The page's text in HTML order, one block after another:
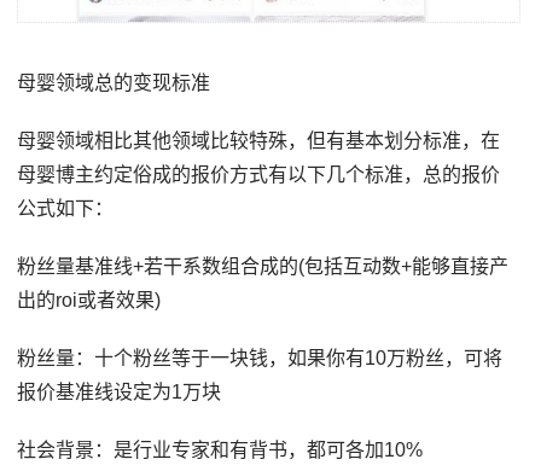
母婴领域总的变现标准
母婴领域相比其他领域比较特殊，但有基本划分标准，在
母婴博主约定俗成的报价方式有以下几个标准，总的报价
公式如下：
粉丝量基准线+若干系数组合成的(包括互动数+能够直接产
出的roi或者效果)
粉丝量：十个粉丝等于一块钱，如果你有10万粉丝，可将
报价基准线设定为1万块
社会背景：是行业专家和有背书，都可各加10%